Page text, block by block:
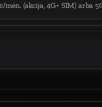
(akcija, 4G+ SIM) arba